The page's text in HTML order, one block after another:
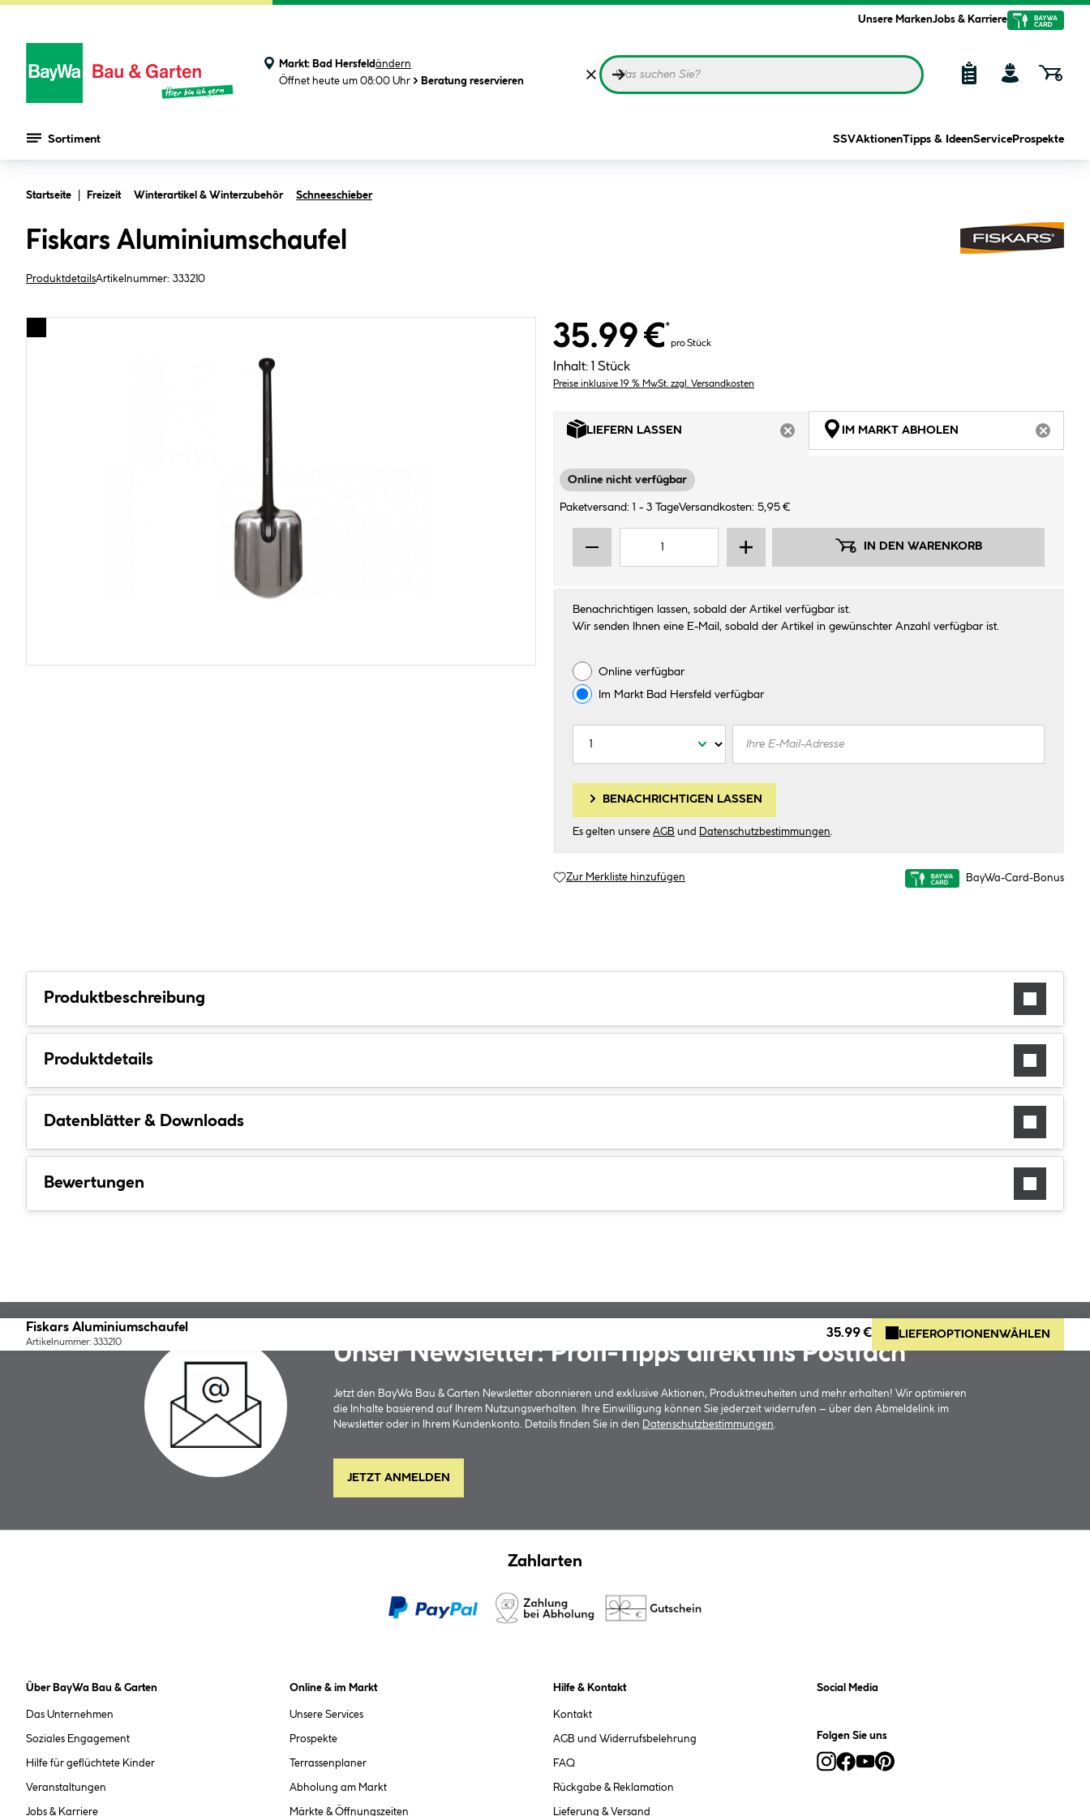
Unsere MarkenJobs & Karriere
Markt: Bad Hersfeldändern
Öffnet heute um 08:00 Uhr
Beratung reservieren
Sortiment SSVAktionenTipps & IdeenService Prospekte
Startseite Freizeit Winterartikel & Winterzubehör Schneeschieber
Fiskars Aluminiumschaufel
ProduktdetailsArtikelnummer: 333210
35.99 €*
pro Stück
Inhalt: 1 Stück
Preise inklusive 19 % MwSt. zzgl. Versandkosten
LIEFERN LASSEN
ARTIKEL NICHT VERFÜGBAR
IM MARKT ABHOLEN
Online nicht verfügbar
Paketversand: 1 - 3 TageVersandkosten: 5,95 €
IN DEN WARENKORB
Benachrichtigen lassen, sobald der Artikel verfügbar ist.
Wir senden Ihnen eine E-Mail, sobald der Artikel in gewünschter Anzahl verfügbar ist.
Online verfügbar
Im Markt Bad Hersfeld verfügbar
BENACHRICHTIGEN LASSEN
Es gelten unsere AGB und Datenschutzbestimmungen
Zur Merkliste hinzufügen BayWa-Card-Bonus
Produktbeschreibung
Produktdetails
Datenblätter & Downloads
Bewertungen
Fiskars Aluminiumschaufel
Artikelnummer: 333210
35.99 € LIEFEROPTIONEN WÄHLEN
Unser Newsletter: Profi-Tipps direkt ins Postfach
Jetzt den BayWa Bau & Garten Newsletter abonnieren und exklusive Aktionen, Produktneuheiten und mehr erhalten! Wir optimieren
die Inhalte basierend auf Ihrem Nutzungsverhalten. Ihre Einwilligung können Sie jederzeit widerrufen – über den Abmeldelink im
Newsletter oder in Ihrem Kundenkonto. Details finden Sie in den
Datenschutzbestimmungen
JETZT ANMELDEN
Zahlarten
Über BayWa Bau & Garten
Das Unternehmen
Soziales Engagement
Hilfe für geflüchtete Kinder
Veranstaltungen
Jobs & Karriere
Online & im Markt
Unsere Services
Prospekte
Terrassenplaner
Abholung am Markt
Märkte & Öffnungszeiten
Hilfe & Kontakt
Kontakt
AGB und Widerrufsbelehrung
FAQ
Rückgabe & Reklamation
Lieferung & Versand
Social Media
Folgen Sie uns